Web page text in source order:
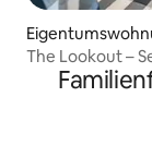
The Lookout –